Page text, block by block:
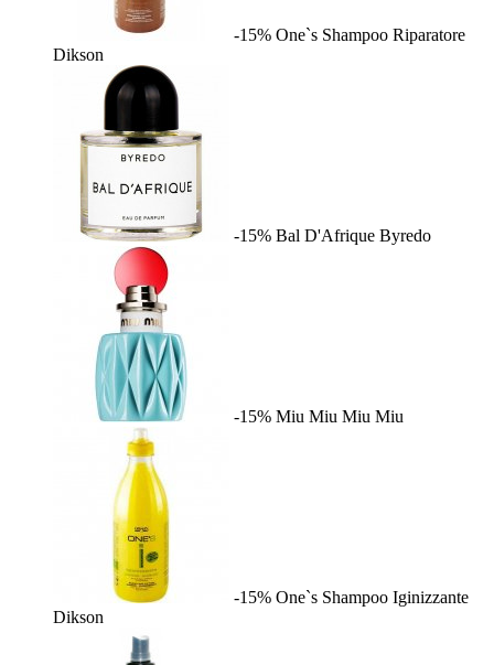
-15% One`s Shampoo Riparatore
Dikson
-15% Bal D'Afrique Byredo
-15% Miu Miu Miu Miu
-15% One`s Shampoo Iginizzante
Dikson